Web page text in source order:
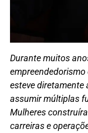
Durante muitos
esteve diretamente
assumir múltiplas
Mulheres
carreiras e